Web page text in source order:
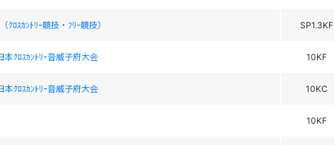
ﾛｽｶﾝﾄﾘｰ競技・ﾌﾘｰ競技） SP1.3KF
ｸﾛｽｶﾝﾄﾘｰ音威子府大会 10KF
ｸﾛｽｶﾝﾄﾘｰ音威子府大会 10KC
10KF